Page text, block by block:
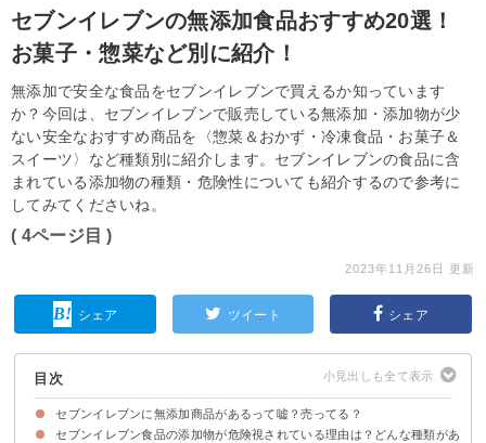
セブンイレブンの無添加食品おすすめ20選！
お菓子・惣菜など別に紹介！
無添加で安全な食品をセブンイレブンで買えるか知っています
か？今回は、セブンイレブンで販売している無添加・添加物が少
ない安全なおすすめ商品を〈惣菜＆おかず・冷凍食品・お菓子＆
スイーツ〉など種類別に紹介します。セブンイレブンの食品に含
まれている添加物の種類・危険性についても紹介するので参考に
してみてくださいね。
( 4ページ目 )
2023年11月26日 更新
シェア ツイート シェア
目次
セブンイレブンに無添加商品があるって嘘？売ってる？
セブンイレブン食品の添加物が危険視されている理由は？どんな種類があ